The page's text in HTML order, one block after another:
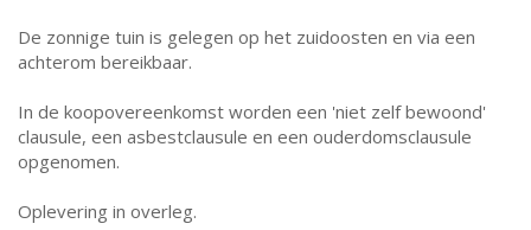
De zonnige tuin is gelegen op het zuidoosten en via een
achterom bereikbaar.
In de koopovereenkomst worden een 'niet zelf bewoond'
clausule, een asbestclausule en een ouderdomsclausule
opgenomen.
Oplevering in overleg.